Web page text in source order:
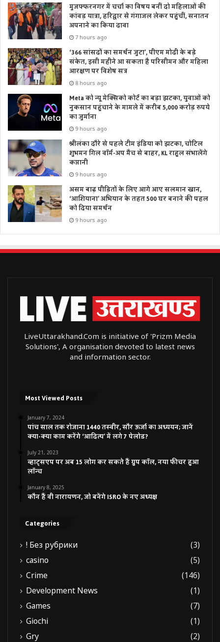
मुजफ्फरनगर में चर्चा का विषय बनीं दो महिलाओं की
कांवड़ यात्रा, हरिद्वार से गंगाजल लेकर पहुंचीं, सनातन
अपनाने का किया दावा
7 hours ago
‘366 सांसदों का समर्थन जुटा’, पीएम मोदी के बड़े
संकेत, इसी महीने आ सकता है परिसीमन और महिला
आरक्षण पर विशेष सत्र
8 hours ago
Meta को न्यू मेक्सिको कोर्ट का बड़ा झटका, युवाओं को
नुकसान पहुंचाने के मामले में करीब 5,000 करोड़ रुपये
का जुर्माना
9 hours ago
श्रीलंका दौरे से पहले टीम इंडिया को झटका, चोटिल
शुभमन गिल वॉर्म-अप मैच से बाहर, KL राहुल संभालेंगे
कप्तानी
9 hours ago
असम बाढ़ पीड़ितों के लिए आगे आए सलमान खान,
‘आशियाना’ अभियान के तहत 500 घर बनाने की पहल
को दिया समर्थन
9 hours ago
LiveUttarakhand.Com is initiative of 'Prizm Media
Solutions', A organisation devoted to latest news
and information sector.
Most Viewed Posts
January 7, 2024
पांच साल तक रोजाना 1440 तस्वीर, सौर ऊर्जा का अध्ययन; जानें
क्या-क्या काम करेंगे ‘आदित्य’ में लगे 7 पेलोड?
July 21, 2023
व्हाट्सएप पर अब 15 लोग कर सकते हैं ग्रुप कॉल, नया फीचर हुआ
लॉन्च
January 8, 2025
कौन हैं वी नारायणन, जो बनेंगे ISRO के नए अध्यक्ष
Categories
! Без рубрики
(3)
casino
(5)
Crime
(146)
Development News
(1)
Games
(7)
Giochi
(1)
Gry
(2)